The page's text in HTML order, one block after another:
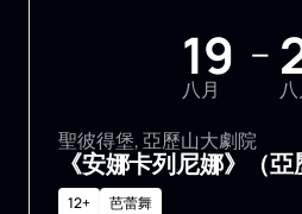
19
八月
—
聖彼得堡, 亞歷山大劇院
《安娜卡列尼娜》（亞
12+ 芭蕾舞